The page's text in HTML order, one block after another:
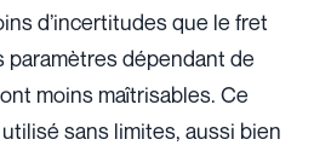
d’incertitudes que le fret
paramètres dépendant de
moins maîtrisables. Ce
sans limites, aussi bien